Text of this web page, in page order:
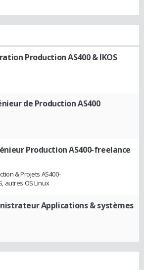
Production AS400 & IKOS
de Production AS400
Production AS400-freelance
& Projets AS400-
autres OS Linux
Applications & systèmes